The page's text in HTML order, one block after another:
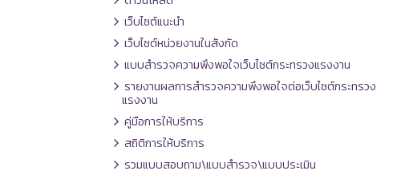
เว็บไซต์แนะนำ
เว็บไซต์หน่วยงานในสังกัด
แบบสำรวจความพึงพอใจเว็บไซต์กระทรวงแรงงาน
รายงานผลการสำรวจความพึงพอใจต่อเว็บไซต์กระทรวง
แรงงาน
คู่มือการให้บริการ
สถิติการให้บริการ
รวมแบบสอบถาม\แบบสำรวจ\แบบประเมิน